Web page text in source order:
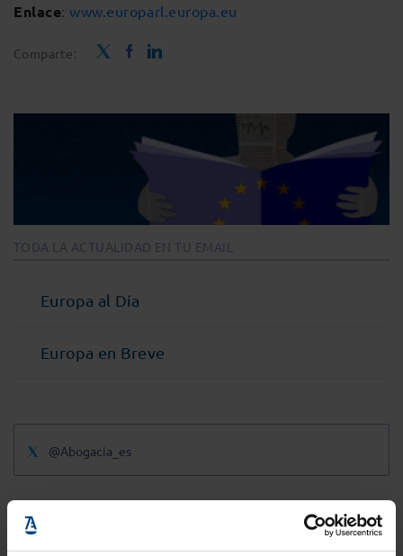
Enlace:www.europarl.europa.eu
Comparte:
TODA LA ACTUALIDAD EN TU EMAIL
Europa al Día
Europa en Breve
@Abogacia_es